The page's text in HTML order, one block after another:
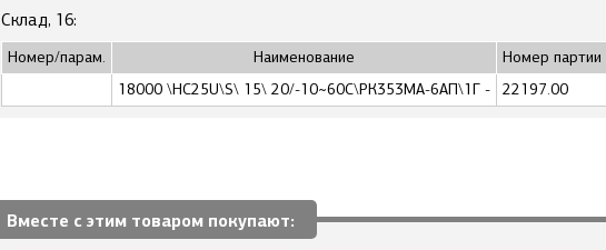
Склад, 16:
Номер/парам. Наименование Номер партии
18000 \HC25U\S\ 15\ 20/-10~60C\РК353МА-6АП\1Г -
22197.00
Вместе с этим товаром покупают: